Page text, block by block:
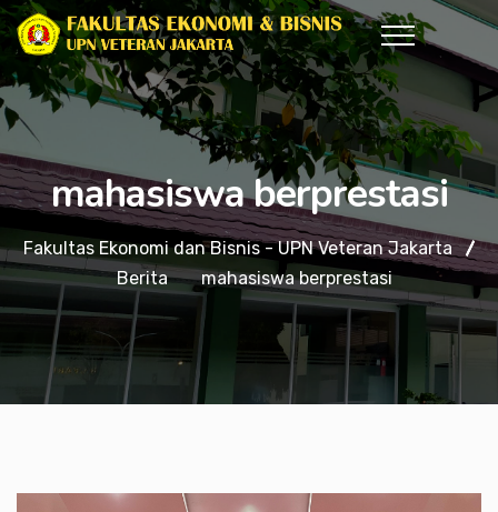
mahasiswa berprestasi
Fakultas Ekonomi dan Bisnis - UPN Veteran Jakarta
Berita
mahasiswa berprestasi